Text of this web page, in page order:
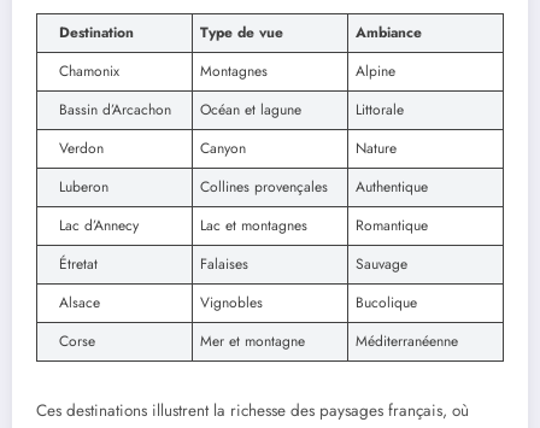
Destination Type de vue
Ambiance
Chamonix
Montagnes
Alpine
Bassin d’Arcachon
Océan et lagune
Littorale
Verdon
Canyon
Nature
Luberon
Collines provençales
Authentique
Lac d’Annecy
Lac et montagnes
Romantique
Étretat
Falaises
Sauvage
Alsace
Vignobles
Bucolique
Corse
Mer et montagne Méditerranéenne
Ces destinations illustrent la richesse des paysages français, où